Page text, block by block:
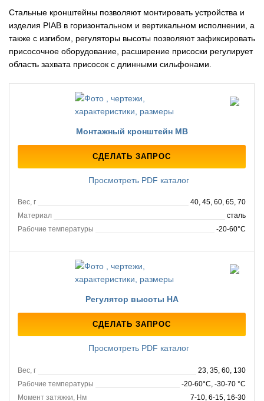
Стальные кронштейны позволяют монтировать устройства и
изделия PIAB в горизонтальном и вертикальном исполнении, а
также с изгибом, регуляторы высоты позволяют зафиксировать
присосочное оборудование, расширение присоски регулирует
область захвата присосок с длинными сильфонами.
Монтажный кронштейн MB
СДЕЛАТЬ ЗАПРОС
Просмотреть PDF каталог
Вес, г
40, 45, 60, 65, 70
Материал
сталь
Рабочие температуры
-20-60°C
Регулятор высоты HA
СДЕЛАТЬ ЗАПРОС
Просмотреть PDF каталог
Вес, г
23, 35, 60, 130
Рабочие температуры
-20-60°C, -30-70 °C
Момент затяжки, Нм
7-10, 6-15, 16-30